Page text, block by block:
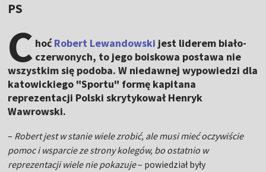
PS
C hoćRobert Lewandowski jest liderem biało-
czerwonych, to jego boiskowa postawa nie
wszystkim się podoba. W niedawnej wypowiedzi dla
katowickiego "Sportu" formę kapitana
reprezentacji Polski skrytykował Henryk
Wawrowski.
– Robert jest w stanie wiele zrobić, ale musi mieć oczywiście
pomoc i wsparcie ze strony kolegów, bo ostatnio w
reprezentacji wiele nie pokazuje– powiedział były